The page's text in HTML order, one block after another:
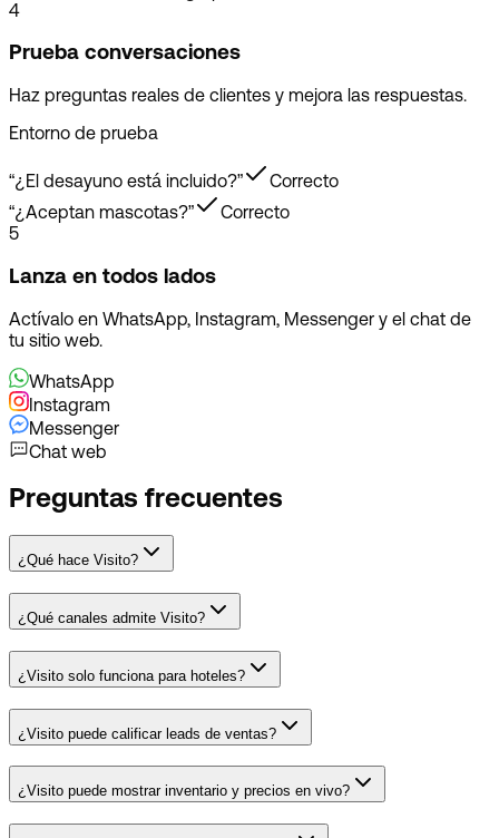
4
Prueba conversaciones
Haz preguntas reales de clientes y mejora las respuestas.
Entorno de prueba
“¿El desayuno está incluido?”
Correcto
“¿Aceptan mascotas?”
Correcto
5
Lanza en todos lados
Actívalo en WhatsApp, Instagram, Messenger y el chat de
tu sitio web.
WhatsApp
Instagram
Messenger
Chat web
Preguntas frecuentes
¿Qué hace Visito?
¿Qué canales admite Visito?
¿Visito solo funciona para hoteles?
¿Visito puede calificar leads de ventas?
¿Visito puede mostrar inventario y precios en vivo?